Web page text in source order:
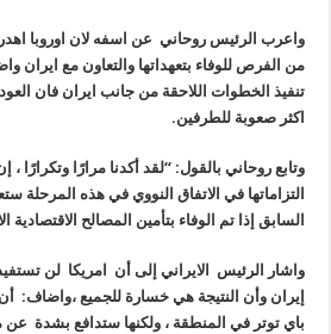
واعرب الرئيس روحاني عن اسفه لان اوروبا اهدرت
من الفرص للوفاء بتعهداتها والتعاون مع
تنفيذ الخطوات اللاحقة من جانب ايران فان
اكثر صعوبة للطرفين.
وتابع روحاني بالقول: “لقد أكدنا مرارًا وتكرارًا
التزاماتها في الاتفاق النووي في هذه المرحلة
السابق إذا تم الوفاء بتأمين المصالح الاقتصادية
واشار الرئيس الايراني إلى أن امريكا لن
إيران وأن النتيجة هي خسارة للجميع ،واضاف:
باي توتر في المنطقة ، ولكنها ستدافع بشدة عن